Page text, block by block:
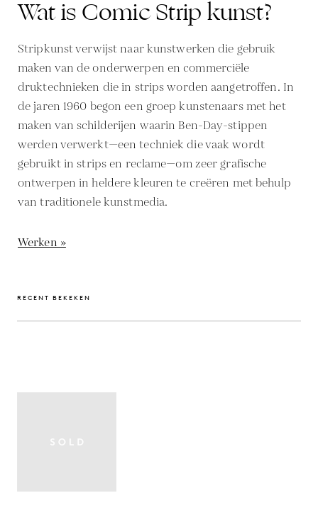
Wat is Comic Strip kunst?
Stripkunst verwijst naar kunstwerken die gebruik
maken van de onderwerpen en commerciële
druktechnieken die in strips worden aangetroffen. In
de jaren 1960 begon een groep kunstenaars met het
maken van schilderijen waarin Ben-Day-stippen
werden verwerkt—een techniek die vaak wordt
gebruikt in strips en reclame—om zeer grafische
ontwerpen in heldere kleuren te creëren met behulp
van traditionele kunstmedia.
Werken »
RECENT BEKEKEN